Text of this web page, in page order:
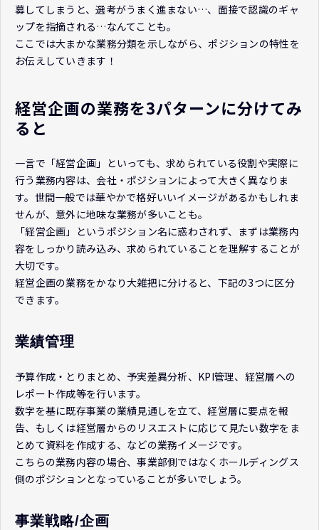
募してしまうと、選考がうまく進まない…、面接で認識のギャ
ップを指摘される…なんてことも。
ここでは大まかな業務分類を示しながら、ポジションの特性を
お伝えしていきます！
経営企画の業務を3パターンに分けてみ
ると
一言で「経営企画」といっても、求められている役割や実際に
行う業務内容は、会社・ポジションによって大きく異なりま
す。世間一般では華やかで格好いいイメージがあるかもしれま
せんが、意外に地味な業務が多いことも。
「経営企画」というポジション名に惑わされず、まずは業務内
容をしっかり読み込み、求められていることを理解することが
大切です。
経営企画の業務をかなり大雑把に分けると、下記の3つに区分
できます。
業績管理
予算作成・とりまとめ、予実差異分析、KPI管理、経営層への
レポート作成等を行います。
数字を基に既存事業の業績見通しを立て、経営層に要点を報
告、もしくは経営層からのリスエストに応じて見たい数字をま
とめて資料を作成する、などの業務イメージです。
こちらの業務内容の場合、事業部側ではなくホールディングス
側のポジションとなっていることが多いでしょう。
事業戦略/企画